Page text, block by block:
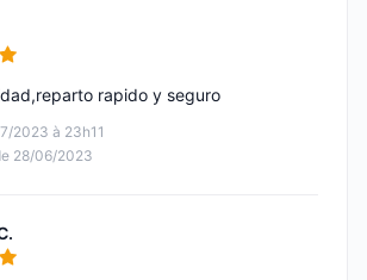
5
2023 à 23h11
28/06/2023
rapido y seguro
5